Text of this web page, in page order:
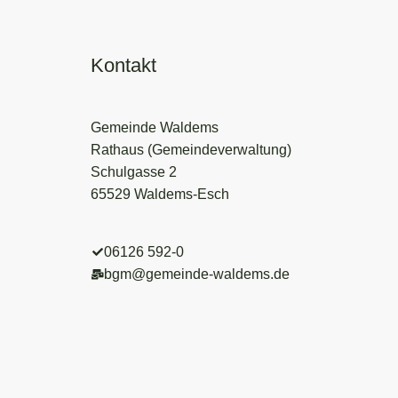
Kontakt
Gemeinde Waldems
Rathaus (Gemeindeverwaltung)
Schulgasse 2
65529 Waldems-Esch
06126 592-0
bgm@gemeinde-waldems.de